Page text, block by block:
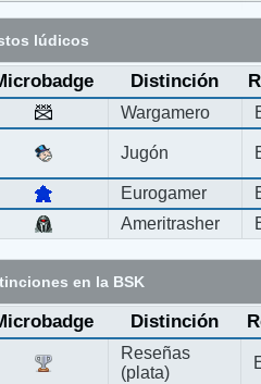
lúdicos
Distinción
Wargamero
Jugón
Eurogamer
Ameritrasher
en la BSK
Distinción
Reseñas
(plata)